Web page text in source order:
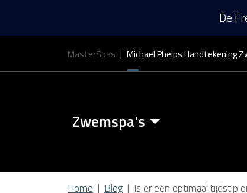
De
MasterSpas Michael Phelps Handtekening
Zwemspa's
Zwemspa Kenmerken
Home Blog Is er een optimaal tijdstip